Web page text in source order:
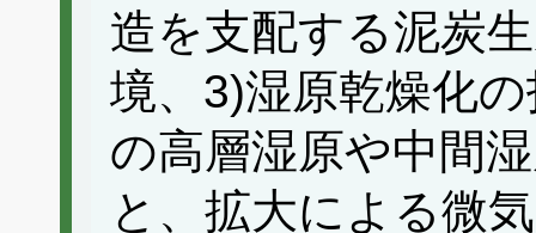
造を支配する泥炭
境、3)湿原乾燥化
の高層湿原や中間
と、拡大による微